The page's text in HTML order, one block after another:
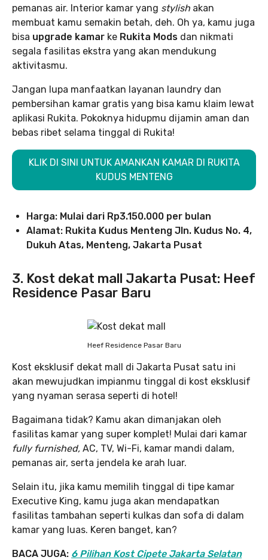
pemanas air. Interior kamar yang stylish akan
membuat kamu semakin betah, deh. Oh ya, kamu juga
bisa upgrade kamar ke Rukita Mods dan nikmati
segala fasilitas ekstra yang akan mendukung
aktivitasmu.
Jangan lupa manfaatkan layanan laundry dan
pembersihan kamar gratis yang bisa kamu klaim lewat
aplikasi Rukita. Pokoknya hidupmu dijamin aman dan
bebas ribet selama tinggal di Rukita!
KLIK DI SINI UNTUK AMANKAN KAMAR DI RUKITA
KUDUS MENTENG
Harga: Mulai dari Rp3.150.000 per bulan
Alamat: Rukita Kudus Menteng Jln. Kudus No. 4,
Dukuh Atas, Menteng, Jakarta Pusat
3. Kost dekat mall Jakarta Pusat: Heef
Residence Pasar Baru
Heef Residence Pasar Baru
Kost eksklusif dekat mall di Jakarta Pusat satu ini
akan mewujudkan impianmu tinggal di kost eksklusif
yang nyaman serasa seperti di hotel!
Bagaimana tidak? Kamu akan dimanjakan oleh
fasilitas kamar yang super komplet! Mulai dari kamar
fully furnished, AC, TV, Wi-Fi, kamar mandi dalam,
pemanas air, serta jendela ke arah luar.
Selain itu, jika kamu memilih tinggal di tipe kamar
Executive King, kamu juga akan mendapatkan
fasilitas tambahan seperti kulkas dan sofa di dalam
kamar yang luas. Keren banget, kan?
BACA JUGA: 6 Pilihan Kost Cipete Jakarta Selatan